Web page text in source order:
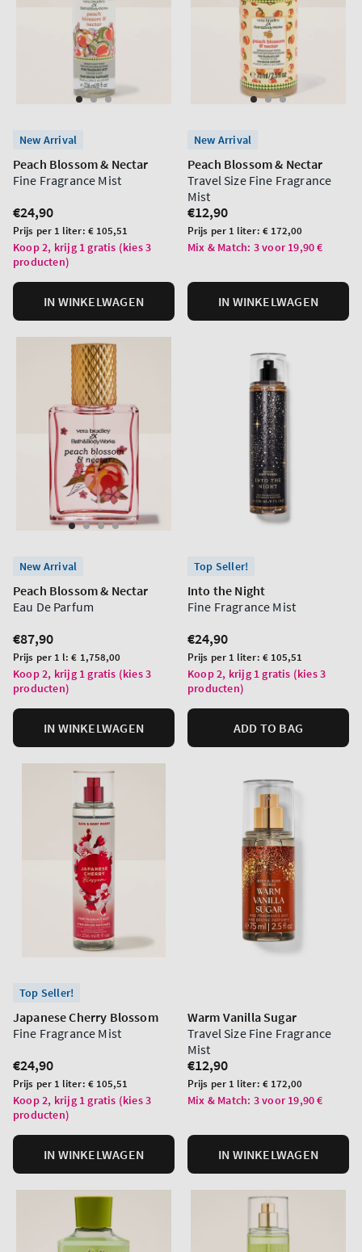
New Arrival
Peach Blossom & Nectar
Fine Fragrance Mist
Normale
prijs
€24,90
Prijs
per
eenheid
Prijs per 1 liter: € 105,51
Koop 2, krijg 1 gratis (kies 3
producten)
IN WINKELWAGEN
New Arrival
Peach Blossom & Nectar
Travel Size Fine Fragrance
Mist
Normale
prijs
€12,90
Prijs
per
Prijs per 1 liter: € 172,00
Mix & Match: 3 voor 19,90 €
IN WINKELWAGEN
New Arrival
Peach Blossom & Nectar
Eau De Parfum
Normale
prijs
€87,90
Prijs
per
eenheid
Prijs per 1 l:€ 1,758,00
Koop 2, krijg 1 gratis (kies 3
producten)
IN WINKELWAGEN
Top Seller!
Into the Night
Fine Fragrance Mist
Normale
prijs
€24,90
Prijs
per
eenheid
Prijs per 1 liter: € 105,51
Koop 2, krijg 1 gratis (kies 3
producten)
ADD TO BAG
Top Seller!
Japanese Cherry Blossom
Fine Fragrance Mist
Normale
prijs
€24,90
Prijs
per
eenheid
Prijs per 1 liter: € 105,51
Koop 2, krijg 1 gratis (kies 3
producten)
IN WINKELWAGEN
Warm Vanilla Sugar
Travel Size Fine Fragrance
Mist
Normale
prijs
€12,90
Prijs
per
Prijs per 1 liter: € 172,00
Mix & Match: 3 voor 19,90 €
IN WINKELWAGEN